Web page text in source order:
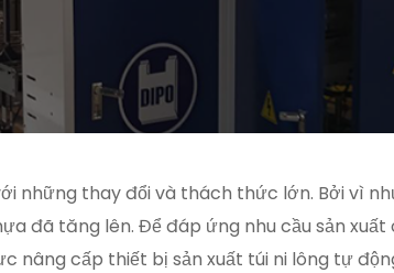
những thay đổi và thách thức lớn. Bởi vì
đã tăng lên. Để đáp ứng nhu cầu sản
nâng cấp thiết bị sản xuất túi ni lông tự